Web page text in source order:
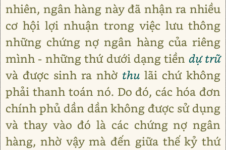
nhiên, ngân hàng này đã nhận ra nhiều
cơ hội lợi nhuận trong việc lưu thông
những chứng nợ ngân hàng của riêng
mình - những thứ dưới dạng tiền dự trữ
và được sinh ra nhờ thu lãi chứ không
phải thanh toán nó. Do đó, các hóa đơn
chính phủ dần dần không được sử dụng
và thay vào đó là các chứng nợ ngân
hàng, nhờ vậy mà đến giữa thế kỷ thứ